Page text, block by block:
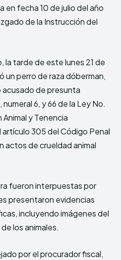
fecha 10 de julio del año
de la Instrucción del
la tarde de este lunes 21 de
un perro de raza dóberman,
acusado de presunta
6, y 66 de la Ley No.
y Tenencia
artículo 305 del Código Penal
actos de crueldad animal
fueron interpuestas por
presentaron evidencias
incluyendo imágenes del
los animales.
por el procurador fiscal,